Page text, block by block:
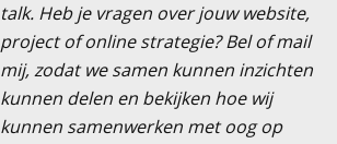
talk. Heb je vragen over jouw website,
project of online strategie? Bel of mail
mij, zodat we samen kunnen inzichten
kunnen delen en bekijken hoe wij
kunnen samenwerken met oog op